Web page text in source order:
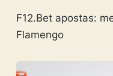
F12.Bet apostas:
Flamengo